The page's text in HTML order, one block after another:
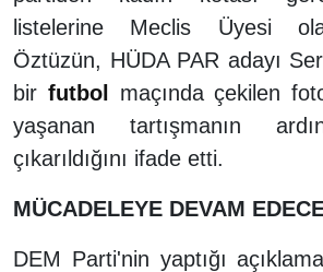
listelerine Meclis Üyesi
Öztüzün, HÜDA PAR adayı
bir futbol
maçında çekilen
yaşanan tartışmanın
çıkarıldığını ifade etti.
MÜCADELEYE DEVAM
DEM Parti'nin yaptığı